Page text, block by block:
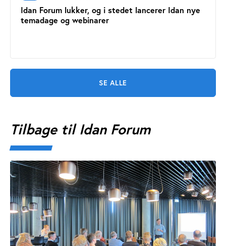
Idan Forum lukker, og i stedet lancerer Idan nye
temadage og webinarer
SE ALLE
Tilbage til Idan Forum